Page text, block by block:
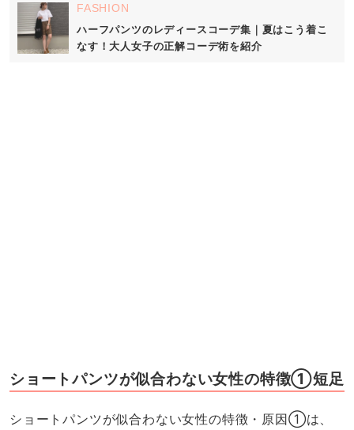
FASHION
ハーフパンツのレディースコーデ集｜夏はこう着こ
なす！大人女子の正解コーデ術を紹介
ショートパンツが似合わない女性の特徴①短足
ショートパンツが似合わない女性の特徴・原因①は、